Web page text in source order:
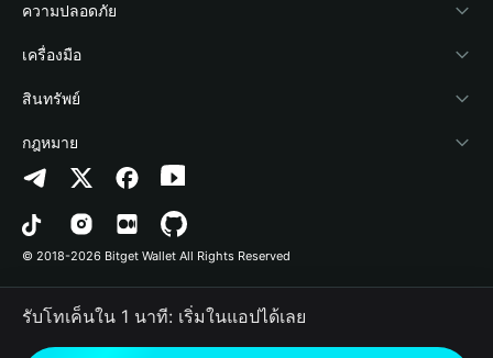
Academy
ข่าวสารด้านคริปโต
ศูนย์ช่วยเหลือ
ติดต่อเรา
ทรัพยากรข้อมูลของแบรนด์
อาชีพ
Stablecoin Earn
Payfi Crypto
Crypto Swap API
Altcoin Season Index
Prediction Markets
DApp
RWA
นักพัฒนา
เชื่อมต่อ Wallet
Bitget Wallet Pay
ลิสต์โปรเจกต์
ความปลอดภัย
Protection Fund
เทคโนโลยีความปลอดภัย
เครื่องมือ
ซื้อคริปโต
การตรวจจับการอนุญาต
การตรวจจับสัญญา
การโอนเป็นชุด
สินทรัพย์
Arbitrum
Avalanche
Bitcoin
Polygon
กฎหมาย
นโยบายความเป็นส่วนตัว
ข้อตกลงในการใช้บริการ
© 2018-2026 Bitget Wallet All Rights Reserved
รับโทเค็นใน 1 นาที: เริ่มในแอปได้เลย